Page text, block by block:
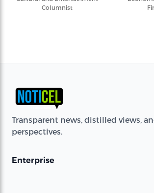
Columnist
Transparent news, distilled views,
perspectives.
Enterprise